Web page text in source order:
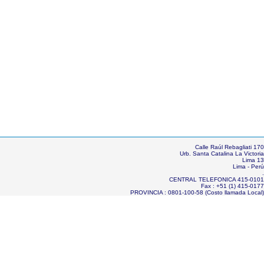
Calle Raúl Rebagliati 170
Urb. Santa Catalina La Victoria
Lima 13
Lima - Perú
CENTRAL TELEFONICA 415-0101
Fax : +51 (1) 415-0177
PROVINCIA : 0801-100-58 (Costo llamada Local)